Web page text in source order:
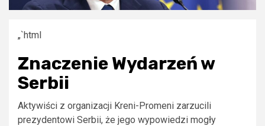
„`html
Znaczenie Wydarzeń w
Serbii
Aktywiści z organizacji Kreni-Promeni zarzucili
prezydentowi Serbii, że jego wypowiedzi mogły